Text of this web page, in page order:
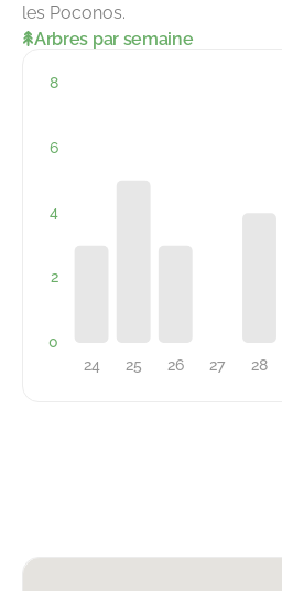
les Poconos.
Arbres par semaine